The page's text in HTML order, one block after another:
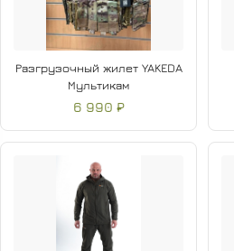
Разгрузочный жилет YAKEDA
Мультикам
6 990 ₽